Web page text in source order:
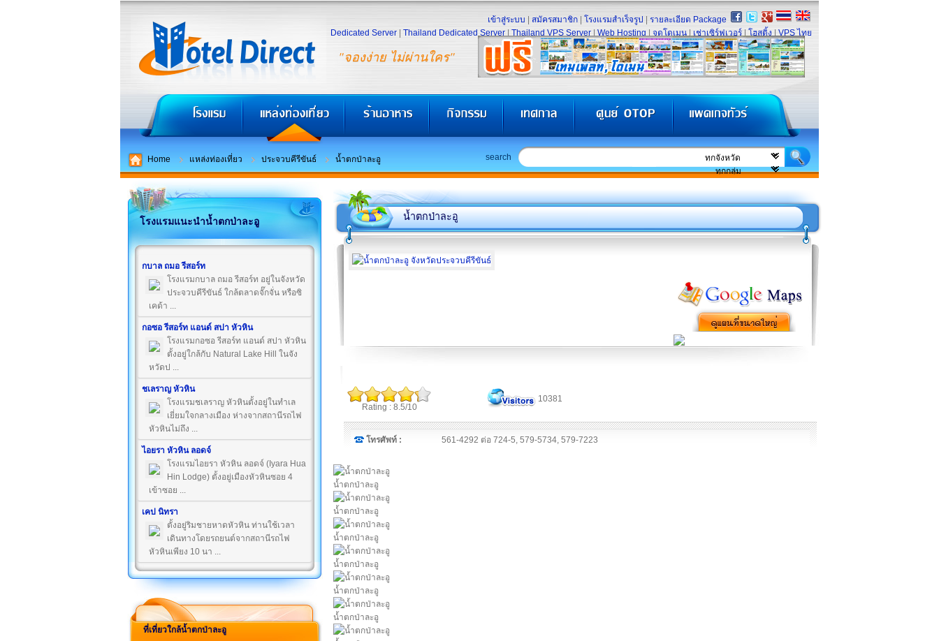
"จองง่าย ไม่ผ่านใคร"
เข้าสู่ระบบ สมัครสมาชิก โรงแรมสำเร็จรูป
รายละเอียด Package
Dedicated Server
Thailand Dedicated Server Thailand VPS Server Web Hosting จดโดเมน เช่าเซิร์ฟเวอร์ โฮสติ้ง VPS ไทย
Home แหล่งท่องเที่ยว ประจวบคีรีขันธ์ น้ำตกป่าละอู search
โรงแรมแนะนำน้ำตกป่าละอู
กบาล ถมอ รีสอร์ท
โรงแรมกบาล ถมอ รีสอร์ท อยู่ในจังหวัด
ประจวบคีรีขันธ์ ใกล้ตลาดจั๊กจั่น หรือซิ
เคด้า ...
กอซอ รีสอร์ท แอนด์ สปา หัวหิน
โรงแรมกอซอ รีสอร์ท แอนด์ สปา หัวหิน
ตั้งอยู่ใกล้กับ Natural Lake Hill ในจัง
หวัดป ...
ชเลราญ หัวหิน
โรงแรมชเลราญ หัวหินตั้งอยู่ในทำเล
เยี่ยมใจกลางเมือง ห่างจากสถานีรถไฟ
หัวหินไม่ถึง ...
ไอยรา หัวหิน ลอดจ์
โรงแรมไอยรา หัวหิน ลอดจ์ (Iyara Hua
Hin Lodge) ตั้งอยู่เมืองหัวหินซอย 4
เข้าซอย ...
เคป นิทรา
ตั้งอยู่ริมชายหาดหัวหิน ท่านใช้เวลา
เดินทางโดยรถยนต์จากสถานีรถไฟ
หัวหินเพียง 10 นา ...
ที่เที่ยวใกล้น้ำตกป่าละอู
น้ำตกป่าละอู
Rating : 8.5/10
10381
โทรศัพท์ : 561-4292 ต่อ 724-5, 579-5734, 579-7223
น้ำตกป่าละอู
น้ำตกป่าละอู
น้ำตกป่าละอู
น้ำตกป่าละอู
น้ำตกป่าละอู
น้ำตกป่าละอู